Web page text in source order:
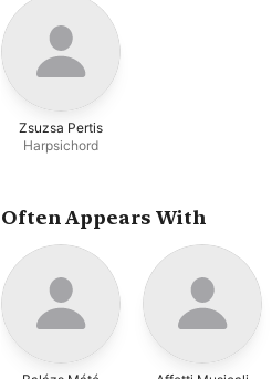
Zsuzsa Pertis
Harpsichord
Often Appears With